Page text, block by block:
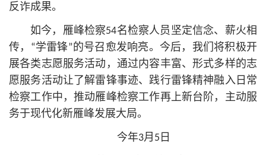
反诈成果。
如今，雁峰检察54名检察人员坚定信念、薪火相
传，“学雷锋”的号召愈发响亮。今后，我们将积极开
展各类志愿服务活动，通过内容丰富、形式多样的志
愿服务活动让了解雷锋事迹、践行雷锋精神融入日常
检察工作中，推动雁峰检察工作再上新台阶，主动服
务于现代化新雁峰发展大局。
今年3月5日